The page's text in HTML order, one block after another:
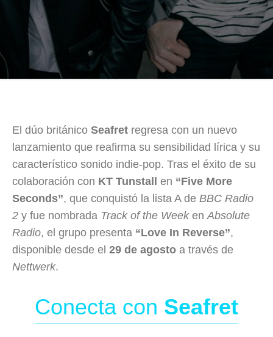
El dúo británico Seafret regresa con un nuevo
lanzamiento que reafirma su sensibilidad lírica y su
característico sonido indie-pop. Tras el éxito de su
colaboración con KT Tunstall en “Five More
Seconds”, que conquistó la lista A de BBC Radio
2 y fue nombrada Track of the Weeken Absolute
Radio, el grupo presenta “Love In Reverse”,
disponible desde el 29 de agosto a través de
Nettwerk.
Conecta con Seafret